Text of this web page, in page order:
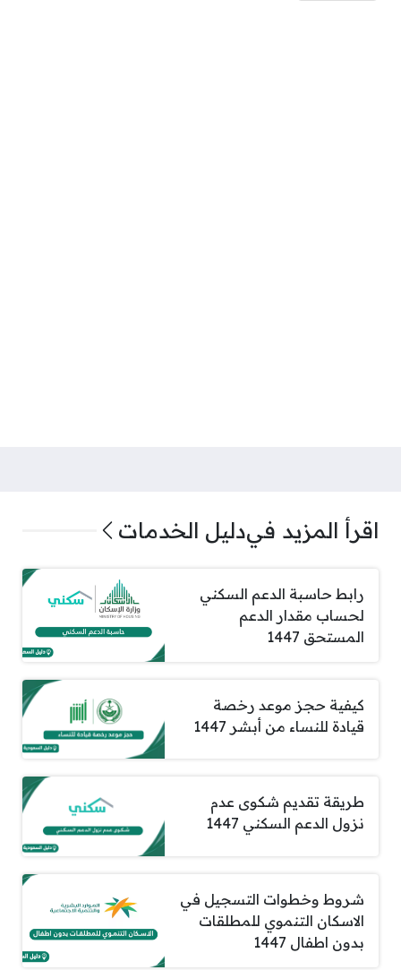
اقرأ المزيد فيدليل الخدمات
رابط حاسبة الدعم السكني
لحساب مقدار الدعم
المستحق 1447
كيفية حجز موعد رخصة
قيادة للنساء من أبشر 1447
طريقة تقديم شكوى عدم
نزول الدعم السكني 1447
شروط وخطوات التسجيل في
الاسكان التنموي للمطلقات
بدون اطفال 1447